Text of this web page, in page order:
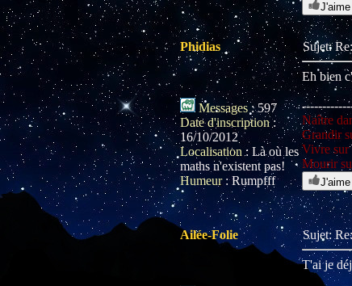
J'aime
Phidias
Messages :597
Date d'inscription:
16/10/2012
Localisation : Là où les
maths n'existent pas!
Humeur:Rumpfff
Sujet:
Eh bien
Naître
Grandir
Vivre sur
Mourir
J'aime
Ailée-Folie Sujet:
T'ai je